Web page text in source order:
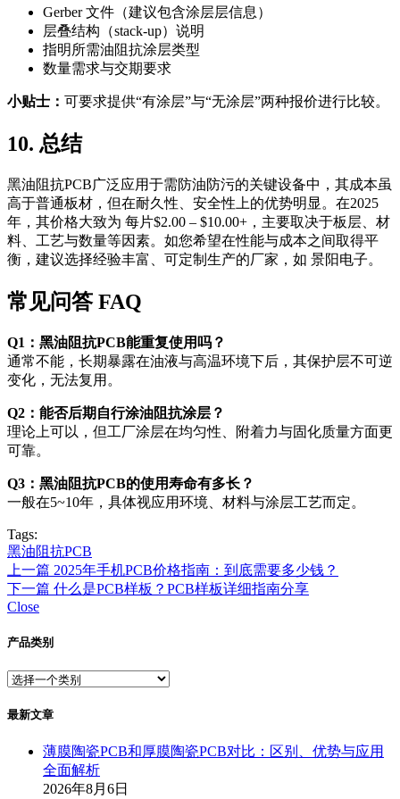
Gerber 文件（建议包含涂层层信息）
层叠结构（stack-up）说明
指明所需油阻抗涂层类型
数量需求与交期要求
小贴士： 可要求提供“有涂层”与“无涂层”两种报价进行比较。
10. 总结
黑油阻抗PCB广泛应用于需防油防污的关键设备中，其成本虽
高于普通板材，但在耐久性、安全性上的优势明显。在2025
年，其价格大致为 每片$2.00 – $10.00+，主要取决于板层、材
料、工艺与数量等因素。如您希望在性能与成本之间取得平
衡，建议选择经验丰富、可定制生产的厂家，如 景阳电子。
常见问答 FAQ
Q1：黑油阻抗PCB能重复使用吗？
通常不能，长期暴露在油液与高温环境下后，其保护层不可逆
变化，无法复用。
Q2：能否后期自行涂油阻抗涂层？
理论上可以，但工厂涂层在均匀性、附着力与固化质量方面更
可靠。
Q3：黑油阻抗PCB的使用寿命有多长？
一般在5~10年，具体视应用环境、材料与涂层工艺而定。
Tags:
黑油阻抗PCB
上一篇 2025年手机PCB价格指南：到底需要多少钱？
下一篇 什么是PCB样板？PCB样板详细指南分享
Close
产品类别
最新文章
薄膜陶瓷PCB和厚膜陶瓷PCB对比：区别、优势与应用
全面解析
2026年8月6日